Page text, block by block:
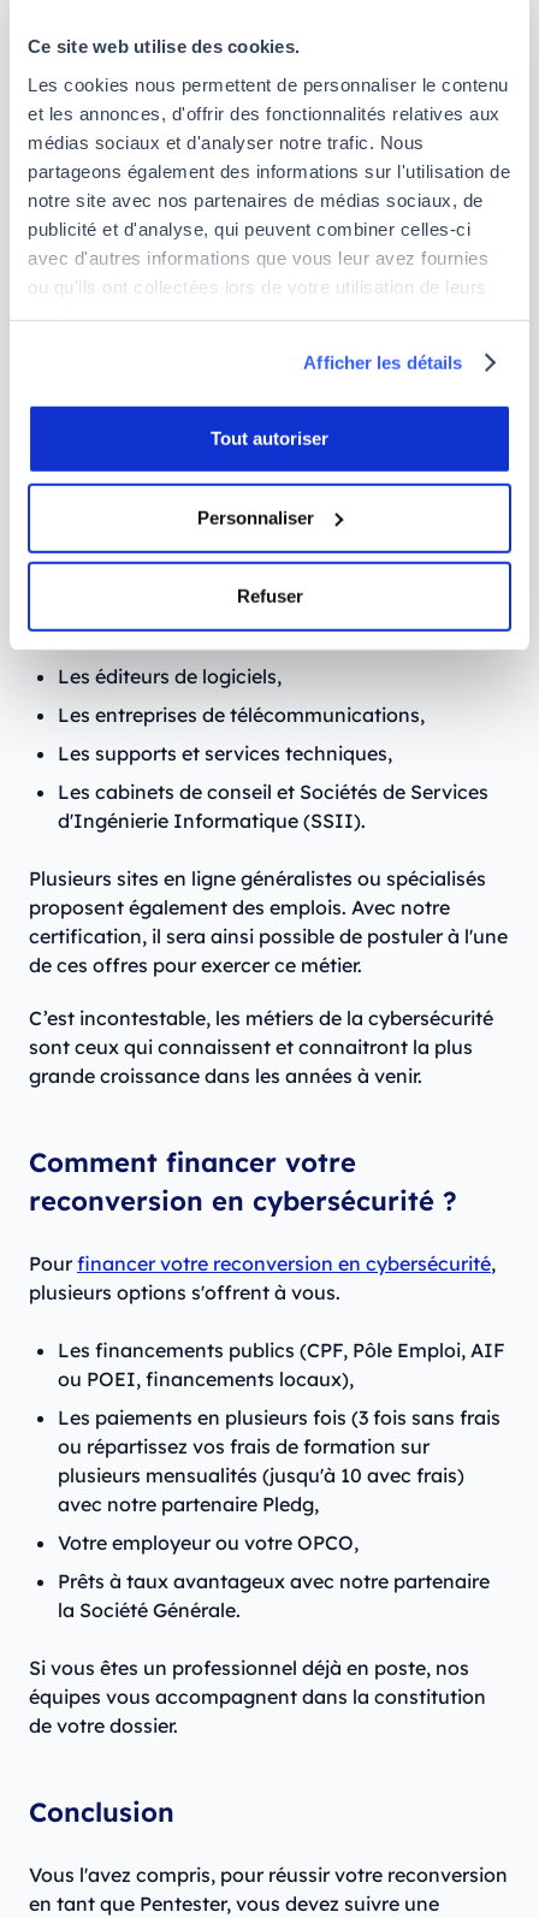
Ce site web utilise des cookies.
Les cookies nous permettent de personnaliser le contenu
et les annonces, d'offrir des fonctionnalités relatives aux
médias sociaux et d'analyser notre trafic. Nous
partageons également des informations sur l'utilisation de
notre site avec nos partenaires de médias sociaux, de
publicité et d'analyse, qui peuvent combiner celles-ci
avec d'autres informations que vous leur avez fournies
ou qu'ils ont collectées lors de votre utilisation de leurs
Afficher les détails
Tout autoriser
Personnaliser
Refuser
permet d'obtenir la connaissance recherchée en
très peu de temps.
Créer votre portfolio professionnel grâce à vos
travaux réalisés en formation, ou suite à vos
stages et alternances.
Mais surtout, il vous faudra de la patience, de la
détermination et de la persévérance. Notre
formation se présente comme la meilleure pour
réussir à 100 % votre reconversion, avec 70% de
pratiquer et 30% de théorique, vous serrez à même
Quelles entreprises recrutent des
Pentesters ?
De nombreuses entreprises embauchent ces
professionnels de la cybersécurité. Ces entreprises
Les centres d'appels,
Les éditeurs de logiciels,
Les entreprises de télécommunications,
Les supports et services techniques,
Les cabinets de conseil et Sociétés de Services
d'Ingénierie Informatique (SSII).
Plusieurs sites en ligne généralistes ou spécialisés
proposent également des emplois. Avec notre
certification, il sera ainsi possible de postuler à l'une
de ces offres pour exercer ce métier.
C’est incontestable, les métiers de la cybersécurité
sont ceux qui connaissent et connaitront la plus
grande croissance dans les années à venir.
Comment financer votre
reconversion en cybersécurité ?
Pourfinancer votre reconversion en cybersécurité,
plusieurs options s'offrent à vous.
Les financements publics (CPF, Pôle Emploi, AIF
ou POEI, financements locaux),
Les paiements en plusieurs fois (3 fois sans frais
ou répartissez vos frais de formation sur
plusieurs mensualités (jusqu'à 10 avec frais)
avec notre partenaire Pledg,
Votre employeur ou votre OPCO,
Prêts à taux avantageux avec notre partenaire
la Société Générale.
Si vous êtes un professionnel déjà en poste, nos
équipes vous accompagnent dans la constitution
de votre dossier.
Conclusion
Vous l'avez compris, pour réussir votre reconversion
en tant que Pentester, vous devez suivre une